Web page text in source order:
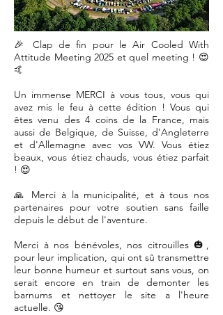
🎉 Clap de fin pour le Air Cooled With
Attitude Meeting 2025 et quel meeting ! 😍
🤙
Un immense MERCI à vous tous, vous qui
avez mis le feu à cette édition ! Vous qui
êtes venu des 4 coins de la France, mais
aussi de Belgique, de Suisse, d'Angleterre
et d'Allemagne avec vos VW. Vous étiez
beaux, vous étiez chauds, vous étiez parfait
! 😍
🙏 Merci à la municipalité, et à tous nos
partenaires pour votre soutien sans faille
depuis le début de l'aventure.
Merci à nos bénévoles, nos citrouilles 🎃,
pour leur implication, qui ont sû transmettre
leur bonne humeur et surtout sans vous, on
serait encore en train de demonter les
barnums et nettoyer le site a l'heure
actuelle. 😘